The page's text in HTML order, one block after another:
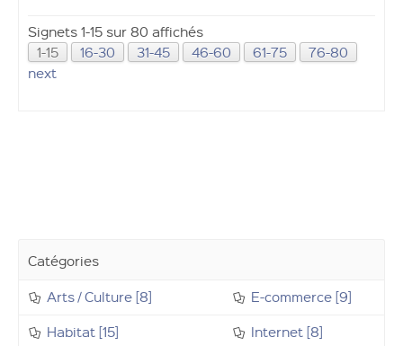
Signets 1-15 sur 80 affichés
1-15
16-30 31-45 46-60 61-75
76-80
next
Catégories
Arts / Culture [8]
E-commerce [9]
Habitat [15]
Internet [8]